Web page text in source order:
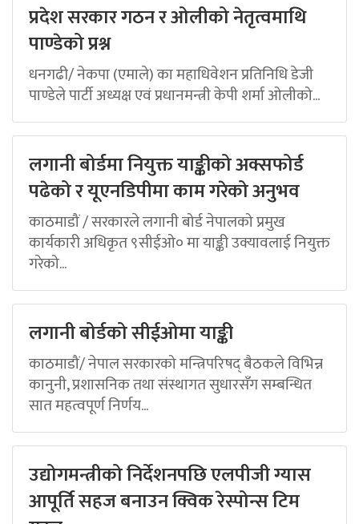
प्रदेश सरकार गठन र ओलीको नेतृत्वमाथि
पाण्डेको प्रश्न
धनगढी/ नेकपा (एमाले) का महाधिवेशन प्रतिनिधि डेजी
पाण्डेले पार्टी अध्यक्ष एवं प्रधानमन्त्री केपी शर्मा ओलीको...
लगानी बोर्डमा नियुक्त याङ्कीको अक्सफोर्ड
पढेको र यूएनडिपीमा काम गरेको अनुभव
काठमाडौं / सरकारले लगानी बोर्ड नेपालको प्रमुख
कार्यकारी अधिकृत ९सीईओ० मा याङ्की उक्यावलाई नियुक्त
गरेको...
लगानी बोर्डको सीईओमा याङ्की
काठमाडौं/ नेपाल सरकारको मन्त्रिपरिषद् बैठकले विभिन्न
कानुनी, प्रशासनिक तथा संस्थागत सुधारसँग सम्बन्धित
सात महत्वपूर्ण निर्णय...
उद्योगमन्त्रीको निर्देशनपछि एलपीजी ग्यास
आपूर्ति सहज बनाउन क्विक रेस्पोन्स टिम